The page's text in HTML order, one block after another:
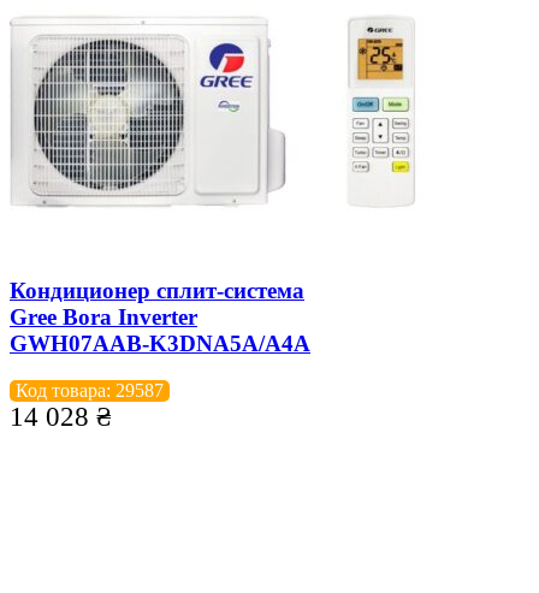
Кондиционер сплит-система
Gree Bora Inverter
GWH07AAB-K3DNA5A/A4A
Код товара: 29587
14 028 ₴